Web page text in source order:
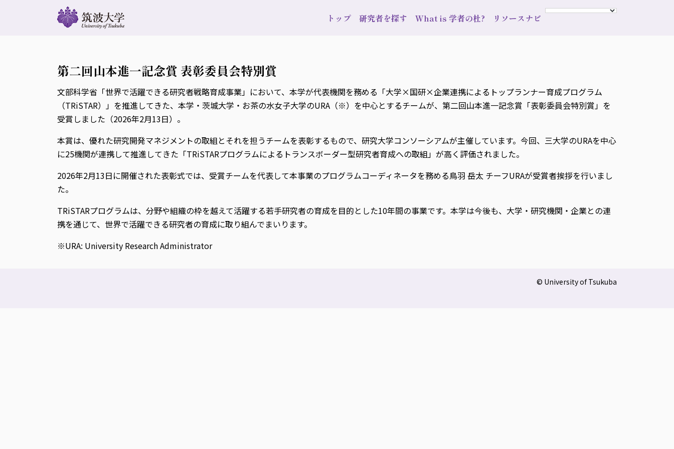
トップ 研究者を探す What is 学者の杜? リソースナビ
第二回山本進一記念賞 表彰委員会特別賞
文部科学省「世界で活躍できる研究者戦略育成事業」において、本学が代表機関を務める「大学×国研×企業連携によるトップランナー育成プログラム
（TRiSTAR）」を推進してきた、本学・茨城大学・お茶の水女子大学のURA（※）を中心とするチームが、第二回山本進一記念賞「表彰委員会特別賞」を
受賞しました（2026年2月13日）。
本賞は、優れた研究開発マネジメントの取組とそれを担うチームを表彰するもので、研究大学コンソーシアムが主催しています。今回、三大学のURAを中心
に25機関が連携して推進してきた「TRiSTARプログラムによるトランスボーダー型研究者育成への取組」が高く評価されました。
2026年2月13日に開催された表彰式では、受賞チームを代表して本事業のプログラムコーディネータを務める鳥羽 岳太 チーフURAが受賞者挨拶を行いまし
た。
TRiSTARプログラムは、分野や組織の枠を越えて活躍する若手研究者の育成を目的とした10年間の事業です。本学は今後も、大学・研究機関・企業との連
携を通じて、世界で活躍できる研究者の育成に取り組んでまいります。
※URA: University Research Administrator
© University of Tsukuba